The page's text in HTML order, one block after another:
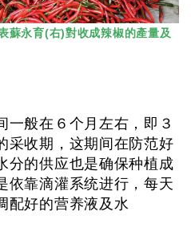
蘇永育(右)對收成辣椒的產量及
一般在６个月左右，即３
采收期，这期间在防范好
分的供应也是确保种植成
依靠滴灌系统进行，每天
配好的营养液及水